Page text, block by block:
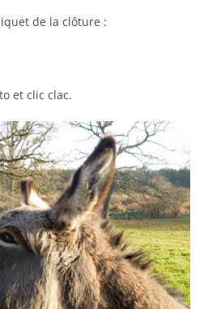
de la clôture :
et clic clac.